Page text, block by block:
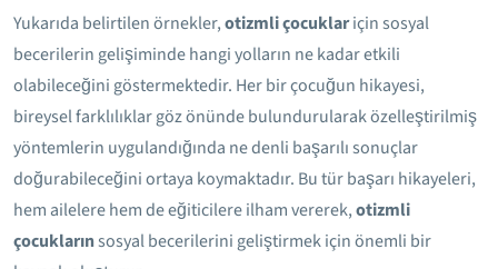
Yukarıda belirtilen örnekler,otizmli çocuklariçin sosyal
becerilerin gelişiminde hangi yolların ne kadar etkili
olabileceğini göstermektedir. Her bir çocuğun hikayesi,
bireysel farklılıklar göz önünde bulundurularak özelleştirilmiş
yöntemlerin uygulandığında ne denli başarılı sonuçlar
doğurabileceğini ortaya koymaktadır. Bu tür başarı hikayeleri,
hem ailelere hem de eğiticilere ilham vererek,otizmli
çocuklarınsosyal becerilerini geliştirmek için önemli bir